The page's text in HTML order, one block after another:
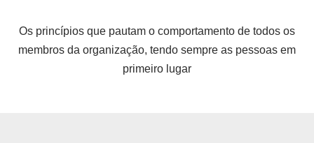
Os princípios que pautam o comportamento de todos os
membros da organização, tendo sempre as pessoas em
primeiro lugar